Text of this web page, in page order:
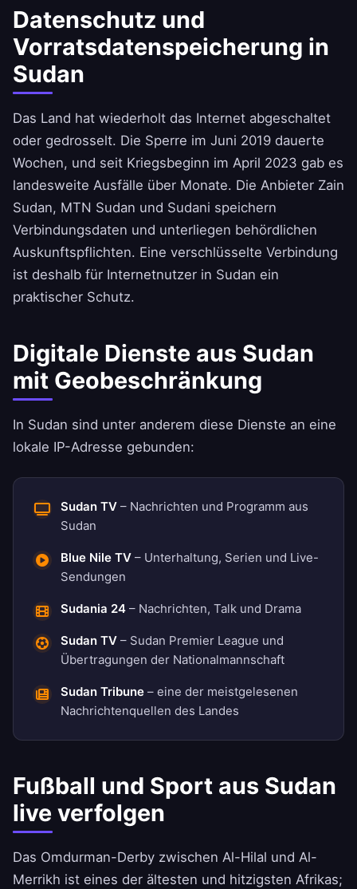
Datenschutz und
Vorratsdatenspeicherung in
Sudan
Das Land hat wiederholt das Internet abgeschaltet
oder gedrosselt. Die Sperre im Juni 2019 dauerte
Wochen, und seit Kriegsbeginn im April 2023 gab es
landesweite Ausfälle über Monate. Die Anbieter Zain
Sudan, MTN Sudan und Sudani speichern
Verbindungsdaten und unterliegen behördlichen
Auskunftspflichten. Eine verschlüsselte Verbindung
ist deshalb für Internetnutzer in Sudan ein
praktischer Schutz.
Digitale Dienste aus Sudan
mit Geobeschränkung
In Sudan sind unter anderem diese Dienste an eine
lokale IP-Adresse gebunden:
Sudan TV – Nachrichten und Programm aus
Sudan
Blue Nile TV – Unterhaltung, Serien und Live-
Sendungen
Sudania 24 – Nachrichten, Talk und Drama
Sudan TV – Sudan Premier League und
Übertragungen der Nationalmannschaft
Sudan Tribune – eine der meistgelesenen
Nachrichtenquellen des Landes
Fußball und Sport aus Sudan
live verfolgen
Das Omdurman-Derby zwischen Al-Hilal und Al-
Merrikh ist eines der ältesten und hitzigsten Afrikas;